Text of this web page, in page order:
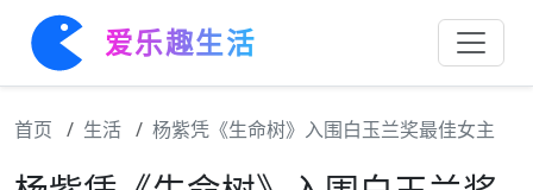
爱乐趣生活
首页 生活 杨紫凭《生命树》入围白玉兰奖最佳女主